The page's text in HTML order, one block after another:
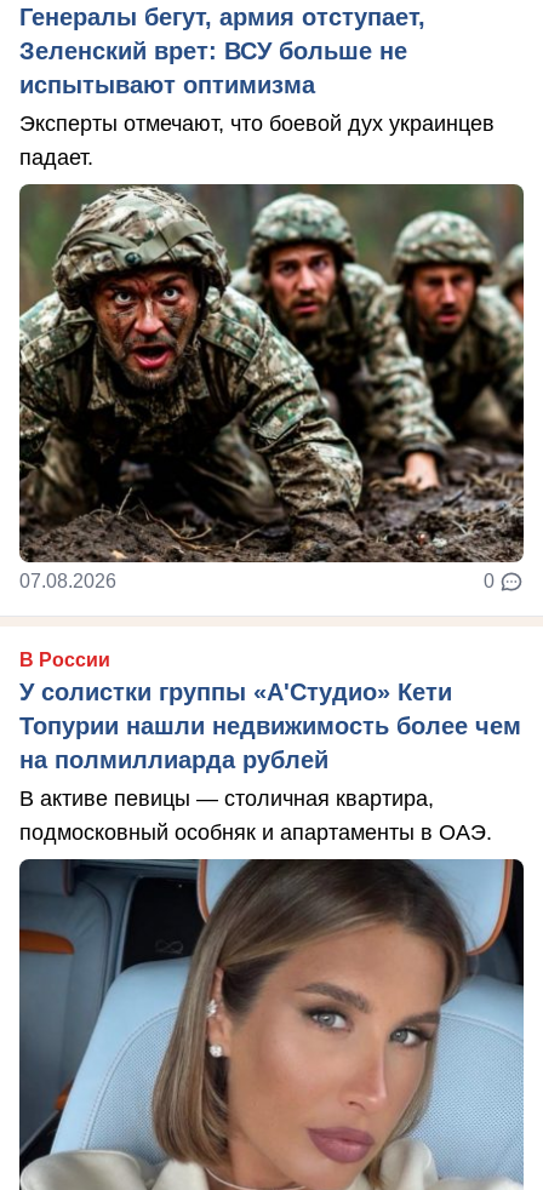
Генералы бегут, армия отступает,
Зеленский врет: ВСУ больше не
испытывают оптимизма
Эксперты отмечают, что боевой дух украинцев
падает.
07.08.2026 0
В России
У солистки группы «А'Студио» Кети
Топурии нашли недвижимость более чем
на полмиллиарда рублей
В активе певицы — столичная квартира,
подмосковный особняк и апартаменты в ОАЭ.